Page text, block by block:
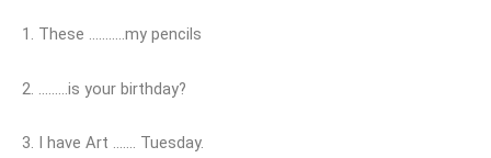
1. These ………..my pencils
2. ………is your birthday?
3. I have Art ……. Tuesday.